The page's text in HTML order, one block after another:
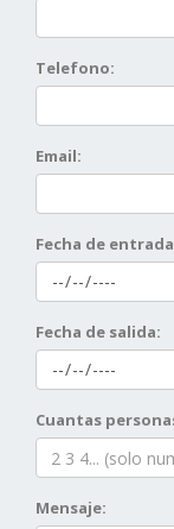
Telefono:
Email:
Fecha de
Fecha de salida:
Cuantas
Mensaje: